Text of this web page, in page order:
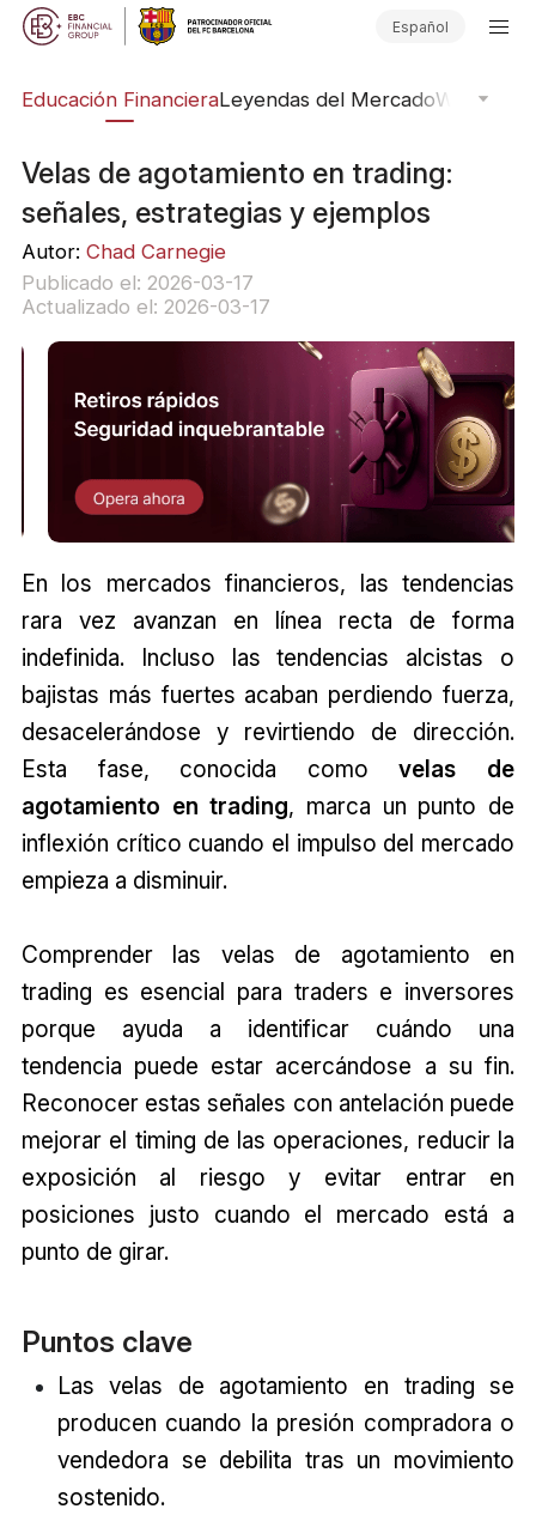
Español
Educación FinancieraLeyendas del MercadoWebinars
Velas de agotamiento en trading:
señales, estrategias y ejemplos
Autor: Chad Carnegie
Publicado el: 2026-03-17
Actualizado el: 2026-03-17
En los mercados financieros, las tendencias
rara vez avanzan en línea recta de forma
indefinida. Incluso las tendencias alcistas o
bajistas más fuertes acaban perdiendo fuerza,
desacelerándose y revirtiendo de dirección.
Esta fase, conocida comovelas de
agotamiento en trading, marca un punto de
inflexión crítico cuando el impulso del mercado
empieza a disminuir.
Comprender las velas de agotamiento en
trading es esencial para traders e inversores
porque ayuda a identificar cuándo una
tendencia puede estar acercándose a su fin.
Reconocer estas señales con antelación puede
mejorar el timing de las operaciones, reducir la
exposición al riesgo y evitar entrar en
posiciones justo cuando el mercado está a
punto de girar.
Puntos clave
Las velas de agotamiento en trading se
producen cuando la presión compradora o
vendedora se debilita tras un movimiento
sostenido.